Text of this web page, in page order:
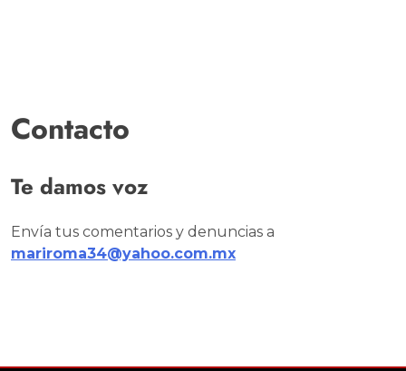
Contacto
Te damos voz
Envía tus comentarios y denuncias a
mariroma34@yahoo.com.mx